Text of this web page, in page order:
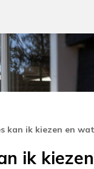
kan ik kiezen en
ik